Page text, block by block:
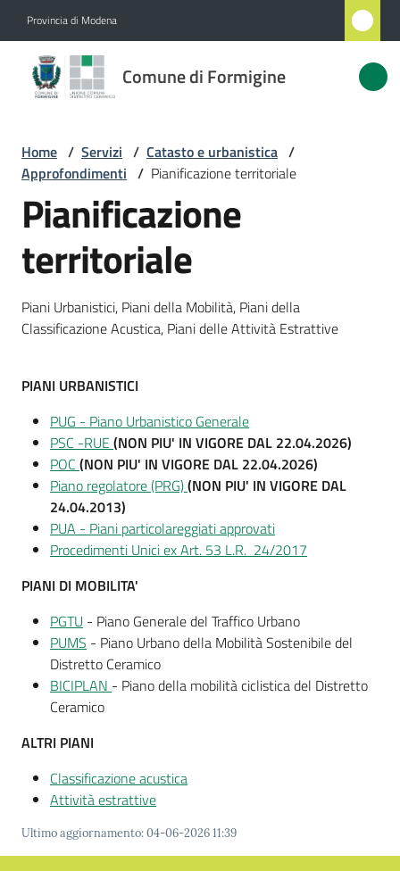
Provincia di Modena
Comune di Formigine
Comune
di
Menu selezionato
Vivere
Prenotazione
appuntamenti
l
M
t
Tutti
gli
Home / Servizi / Catasto e urbanistica /
Approfondimenti / Pianificazione territoriale
Pianificazione
territoriale
Piani Urbanistici, Piani della Mobilità, Piani della
Classificazione Acustica, Piani delle Attività Estrattive
PIANI URBANISTICI
PUG - Piano Urbanistico Generale
PSC -RUE (NON PIU' IN VIGORE DAL 22.04.2026)
POC (NON PIU' IN VIGORE DAL 22.04.2026)
Piano regolatore (PRG)(NON PIU' IN VIGORE DAL
24.04.2013)
PUA - Piani particolareggiati approvati
Procedimenti Unici ex Art. 53 L.R. 24/2017
PIANI DI MOBILITA'
PGTU - Piano Generale del Traffico Urbano
PUMS - Piano Urbano della Mobilità Sostenibile del
Distretto Ceramico
BICIPLAN - Piano della mobilità ciclistica del Distretto
Ceramico
ALTRI PIANI
Classificazione acustica
Attività estrattive
Ultimo aggiornamento:04-06-2026 11:39